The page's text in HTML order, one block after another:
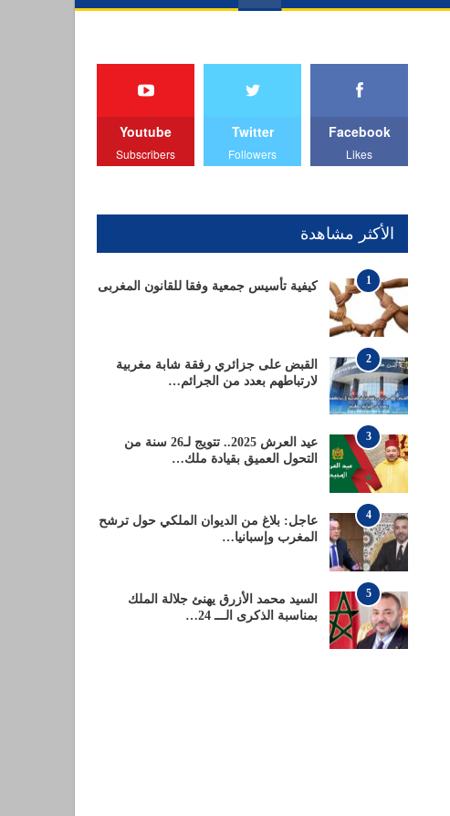
Facebook
Likes
Twitter
Followers
Youtube
Subscribers
الأكثر مشاهدة
1 كيفية تأسيس جمعية وفقا للقانون المغربى
2
القبض على جزائري رفقة شابة مغربية
لارتباطهم بعدد من الجرائم…
3
عيد العرش 2025.. تتويج لـ26 سنة من
التحول العميق بقيادة ملك…
4
عاجل: بلاغ من الديوان الملكي حول ترشح
المغرب وإسبانيا…
5
السيد محمد الأزرق يهنئ جلالة الملك
بمناسبة الذكرى الـــ 24…